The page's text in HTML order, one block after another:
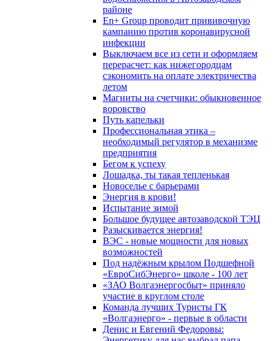
районе
En+ Group проводит прививочную
кампанию против коронавирусной
инфекции
Выключаем все из сети и оформляем
перерасчет: как нижегородцам
сэкономить на оплате электричества
летом
Магниты на счетчики: обыкновенное
воровство
Путь капельки
Профессиональная этика –
необходимый регулятор в механизме
предприятия
Бегом к успеху
Лошадка, ты такая тепленькая
Новоселье с барьерами
Энергия в крови!
Испытание зимой
Большое будущее автозаводской ТЭЦ
Разыскивается энергия!
ВЭС - новые мощности для новых
возможностей
Под надёжным крылом Подшефной
«ЕвроСибЭнерго» школе - 100 лет
«ЗАО Волгаэнергосбыт» приняло
участие в круглом столе
Команда лучших Туристы ГК
«Волгаэнерго» - первые в области
Денис и Евгений Федоровы: